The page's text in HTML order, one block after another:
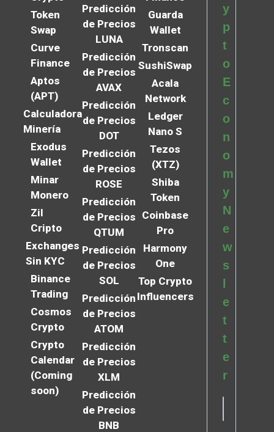
Token
Swap
Curve
Finance
Aptos
(APT)
Calculadora
Minería
Exodus
Wallet
Minar
Monero
Zil
Cripto
Exchanges
Sin KYC
Binance
Trading
Cosmos
Crypto
Crypto
Calendar
(Coming
soon)
Predicción
de Precios
LUNA
Predicción
de Precios
AVAX
Predicción
de Precios
DOT
Predicción
de Precios
ROSE
Predicción
de Precios
QTUM
Predicción
de Precios
SOL
Predicción
de Precios
ATOM
Predicción
de Precios
XLM
Predicción
de Precios
BNB
Guarda
Wallet
Tronscan
SushiSwap
Acala
Network
Ledger
Nano S
Tezos
(XTZ)
Shiba
Token
Coinbase
Pro
Harmony
One
Top Crypto
Influencers
y
p
t
o
E
c
o
n
o
m
y
N
e
w
s
e
t
t
e
r